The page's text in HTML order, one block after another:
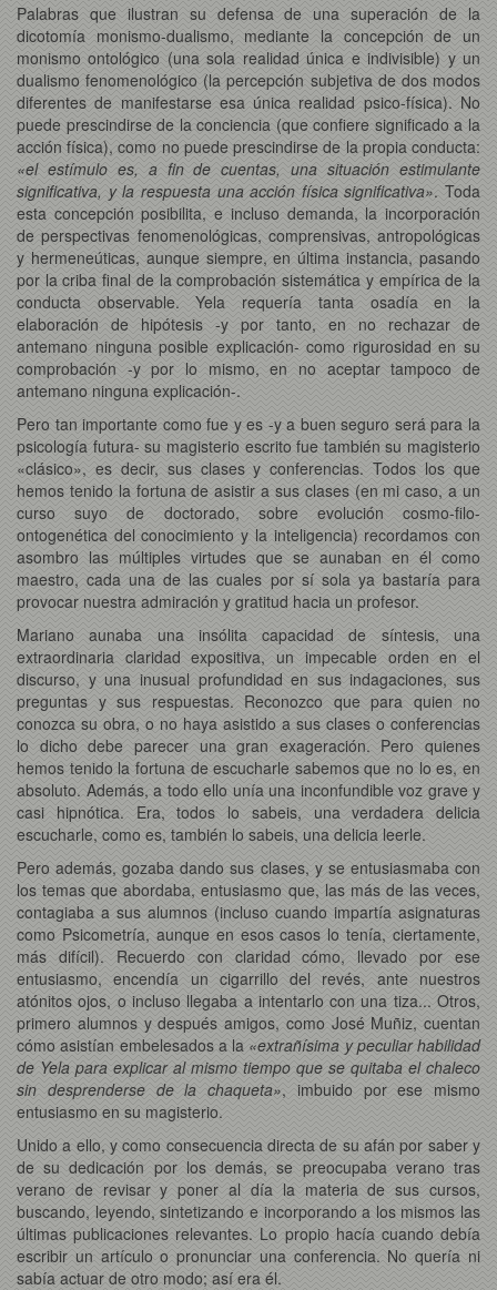
Palabras que ilustran su defensa de una superación de la
dicotomía monismo-dualismo, mediante la concepción de un
monismo ontológico (una sola realidad única e indivisible) y un
dualismo fenomenológico (la percepción subjetiva de dos modos
diferentes de manifestarse esa única realidad psico-física). No
puede prescindirse de la conciencia (que confiere significado a la
acción física), como no puede prescindirse de la propia conducta:
«el estímulo es, a fin de cuentas, una situación estimulante
significativa, y la respuesta una acción física significativa». Toda
esta concepción posibilita, e incluso demanda, la incorporación
de perspectivas fenomenológicas, comprensivas, antropológicas
y hermeneúticas, aunque siempre, en última instancia, pasando
por la criba final de la comprobación sistemática y empírica de la
conducta observable. Yela requería tanta osadía en la
elaboración de hipótesis -y por tanto, en no rechazar de
antemano ninguna posible explicación- como rigurosidad en su
comprobación -y por lo mismo, en no aceptar tampoco de
antemano ninguna explicación-.
Pero tan importante como fue y es -y a buen seguro será para la
psicología futura- su magisterio escrito fue también su magisterio
«clásico», es decir, sus clases y conferencias. Todos los que
hemos tenido la fortuna de asistir a sus clases (en mi caso, a un
curso suyo de doctorado, sobre evolución cosmo-filo-
ontogenética del conocimiento y la inteligencia) recordamos con
asombro las múltiples virtudes que se aunaban en él como
maestro, cada una de las cuales por sí sola ya bastaría para
provocar nuestra admiración y gratitud hacia un profesor.
Mariano aunaba una insólita capacidad de síntesis, una
extraordinaria claridad expositiva, un impecable orden en el
discurso, y una inusual profundidad en sus indagaciones, sus
preguntas y sus respuestas. Reconozco que para quien no
conozca su obra, o no haya asistido a sus clases o conferencias
lo dicho debe parecer una gran exageración. Pero quienes
hemos tenido la fortuna de escucharle sabemos que no lo es, en
absoluto. Además, a todo ello unía una inconfundible voz grave y
casi hipnótica. Era, todos lo sabeis, una verdadera delicia
escucharle, como es, también lo sabeis, una delicia leerle.
Pero además, gozaba dando sus clases, y se entusiasmaba con
los temas que abordaba, entusiasmo que, las más de las veces,
contagiaba a sus alumnos (incluso cuando impartía asignaturas
como Psicometría, aunque en esos casos lo tenía, ciertamente,
más difícil). Recuerdo con claridad cómo, llevado por ese
entusiasmo, encendía un cigarrillo del revés, ante nuestros
atónitos ojos, o incluso llegaba a intentarlo con una tiza... Otros,
primero alumnos y después amigos, como José Muñiz, cuentan
cómo asistían embelesados a la «extrañísima y peculiar habilidad
de Yela para explicar al mismo tiempo que se quitaba el chaleco
sin desprenderse de la chaqueta», imbuido por ese mismo
entusiasmo en su magisterio.
Unido a ello, y como consecuencia directa de su afán por saber y
de su dedicación por los demás, se preocupaba verano tras
verano de revisar y poner al día la materia de sus cursos,
buscando, leyendo, sintetizando e incorporando a los mismos las
últimas publicaciones relevantes. Lo propio hacía cuando debía
escribir un artículo o pronunciar una conferencia. No quería ni
sabía actuar de otro modo; así era él.